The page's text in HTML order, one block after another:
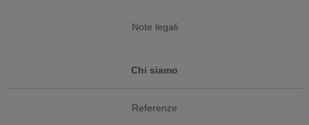
Note legali
Chi siamo
Referenze